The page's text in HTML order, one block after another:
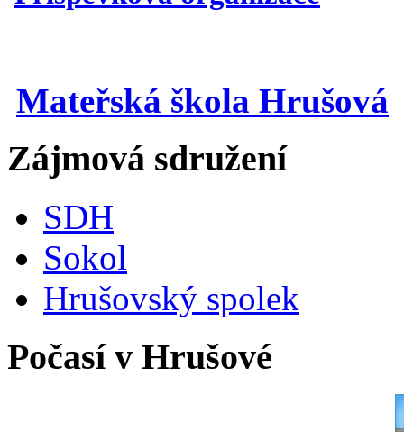
Mateřská škola Hrušová
Zájmová sdružení
SDH
Sokol
Hrušovský spolek
Počasí v Hrušové